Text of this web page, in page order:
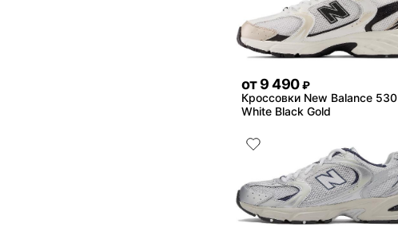
от9 490 ₽
Кроссовки New Balance 530
White Black Gold